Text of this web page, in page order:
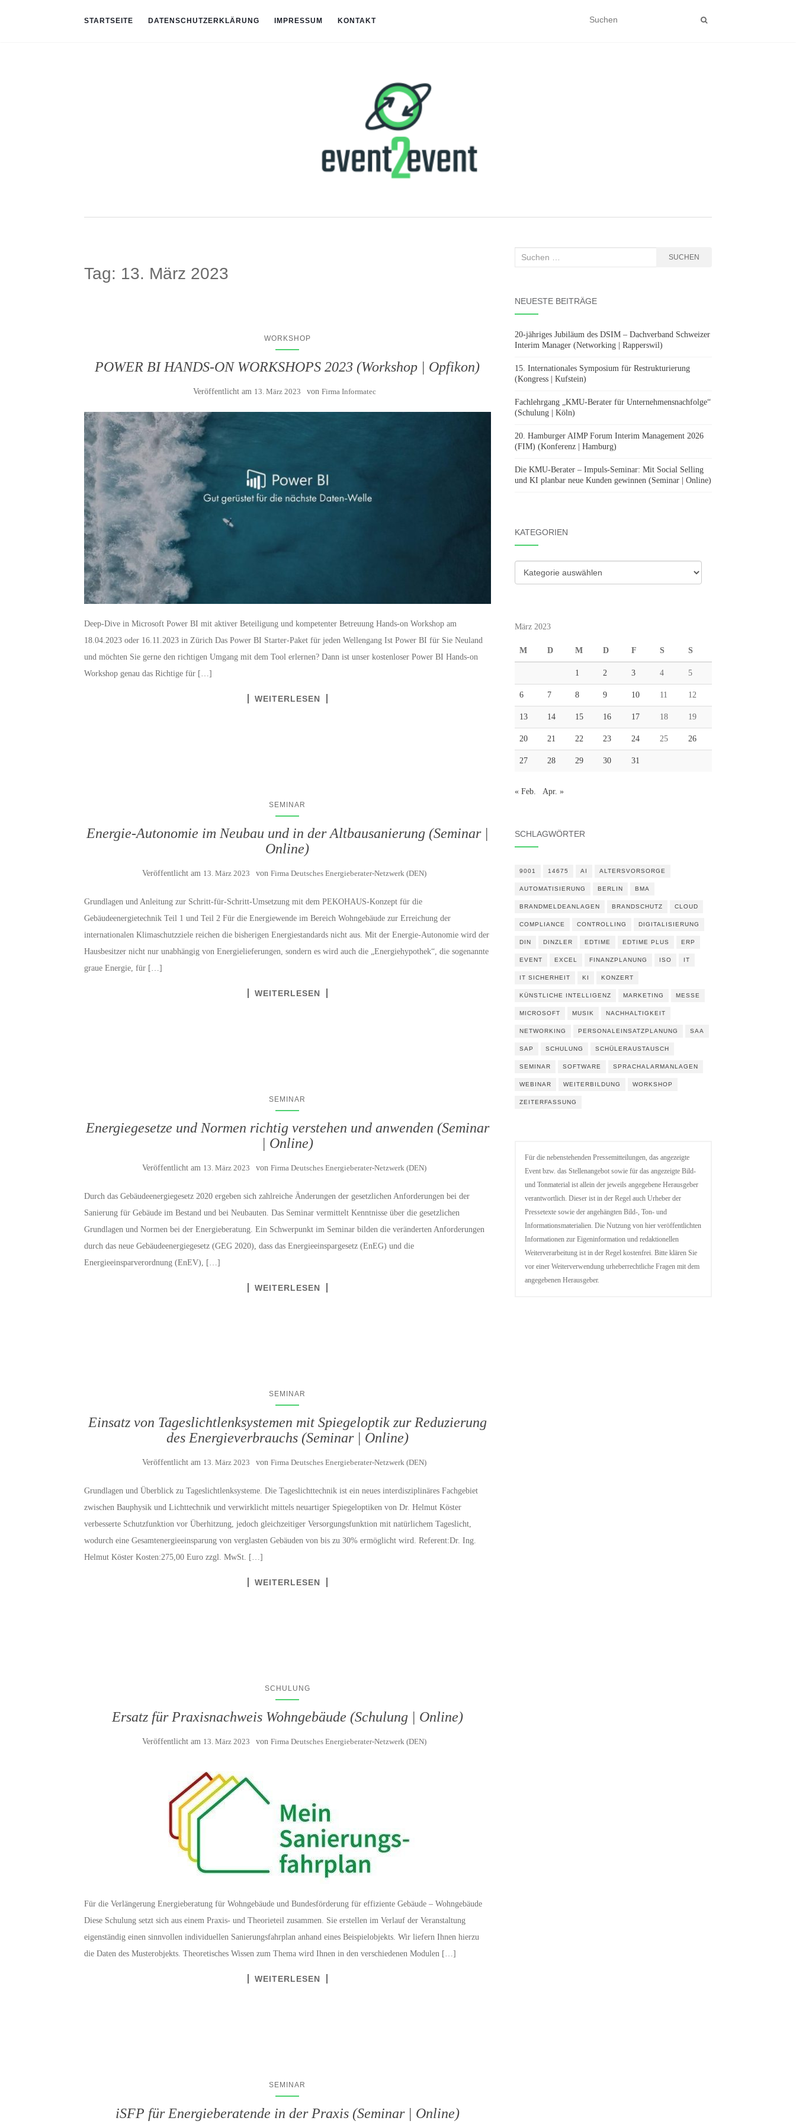
STARTSEITE DATENSCHUTZERKLÄRUNG IMPRESSUM KONTAKT
Tag: 13. März 2023
WORKSHOP
POWER BI HANDS-ON WORKSHOPS 2023 (Workshop | Opfikon)
Veröffentlicht am 13. März 2023 von Firma Informatec
Deep-Dive in Microsoft Power BI mit aktiver Beteiligung und kompetenter Betreuung Hands-on Workshop am
18.04.2023 oder 16.11.2023 in Zürich Das Power BI Starter-Paket für jeden Wellengang Ist Power BI für Sie Neuland
und möchten Sie gerne den richtigen Umgang mit dem Tool erlernen? Dann ist unser kostenloser Power BI Hands-on
Workshop genau das Richtige für […]
WEITERLESEN
SEMINAR
Energie-Autonomie im Neubau und in der Altbausanierung (Seminar |
Online)
Veröffentlicht am 13. März 2023 vonFirma Deutsches Energieberater-Netzwerk (DEN)
Grundlagen und Anleitung zur Schritt-für-Schritt-Umsetzung mit dem PEKOHAUS-Konzept für die
Gebäudeenergietechnik Teil 1 und Teil 2 Für die Energiewende im Bereich Wohngebäude zur Erreichung der
internationalen Klimaschutzziele reichen die bisherigen Energiestandards nicht aus. Mit der Energie-Autonomie wird der
Hausbesitzer nicht nur unabhängig von Energielieferungen, sondern es wird auch die „Energiehypothek“, die sogenannte
graue Energie, für […]
WEITERLESEN
SEMINAR
Energiegesetze und Normen richtig verstehen und anwenden (Seminar
| Online)
Veröffentlicht am 13. März 2023 vonFirma Deutsches Energieberater-Netzwerk (DEN)
Durch das Gebäudeenergiegesetz 2020 ergeben sich zahlreiche Änderungen der gesetzlichen Anforderungen bei der
Sanierung für Gebäude im Bestand und bei Neubauten. Das Seminar vermittelt Kenntnisse über die gesetzlichen
Grundlagen und Normen bei der Energieberatung. Ein Schwerpunkt im Seminar bilden die veränderten Anforderungen
durch das neue Gebäudeenergiegesetz (GEG 2020), dass das Energieeinspargesetz (EnEG) und die
Energieeinsparverordnung (EnEV), […]
WEITERLESEN
SEMINAR
Einsatz von Tageslichtlenksystemen mit Spiegeloptik zur Reduzierung
des Energieverbrauchs (Seminar | Online)
Veröffentlicht am 13. März 2023 vonFirma Deutsches Energieberater-Netzwerk (DEN)
Grundlagen und Überblick zu Tageslichtlenksysteme. Die Tageslichttechnik ist ein neues interdisziplinäres Fachgebiet
zwischen Bauphysik und Lichttechnik und verwirklicht mittels neuartiger Spiegeloptiken von Dr. Helmut Köster
verbesserte Schutzfunktion vor Überhitzung, jedoch gleichzeitiger Versorgungsfunktion mit natürlichem Tageslicht,
wodurch eine Gesamtenergieeinsparung von verglasten Gebäuden von bis zu 30% ermöglicht wird. Referent:Dr. Ing.
Helmut Köster Kosten:275,00 Euro zzgl. MwSt. […]
WEITERLESEN
SCHULUNG
Ersatz für Praxisnachweis Wohngebäude (Schulung | Online)
Veröffentlicht am 13. März 2023 vonFirma Deutsches Energieberater-Netzwerk (DEN)
Für die Verlängerung Energieberatung für Wohngebäude und Bundesförderung für effiziente Gebäude – Wohngebäude
Diese Schulung setzt sich aus einem Praxis- und Theorieteil zusammen. Sie erstellen im Verlauf der Veranstaltung
eigenständig einen sinnvollen individuellen Sanierungsfahrplan anhand eines Beispielobjekts. Wir liefern Ihnen hierzu
die Daten des Musterobjekts. Theoretisches Wissen zum Thema wird Ihnen in den verschiedenen Modulen […]
WEITERLESEN
SEMINAR
iSFP für Energieberatende in der Praxis (Seminar | Online)
Suchen
SUCHEN
NEUESTE BEITRÄGE
20-jähriges Jubiläum des DSIM – Dachverband Schweizer
Interim Manager (Networking | Rapperswil)
15. Internationales Symposium für Restrukturierung
(Kongress | Kufstein)
Fachlehrgang „KMU-Berater für Unternehmensnachfolge“
(Schulung | Köln)
20. Hamburger AIMP Forum Interim Management 2026
(FIM) (Konferenz | Hamburg)
Die KMU-Berater – Impuls-Seminar: Mit Social Selling
und KI planbar neue Kunden gewinnen (Seminar | Online)
KATEGORIEN
Kategorien
März 2023
M D M D F S S
1 2 3 4 5
6 7 8 9 10 11 12
13 14 15 16 17 18 19
20 21 22 23 24 25 26
27 28 29 30 31
« Feb. Apr. »
SCHLAGWÖRTER
9001 14675 AI ALTERSVORSORGE
AUTOMATISIERUNG BERLIN BMA
BRANDMELDEANLAGEN BRANDSCHUTZ CLOUD
COMPLIANCE CONTROLLING DIGITALISIERUNG
DIN DINZLER EDTIME EDTIME PLUS ERP
EVENT EXCEL FINANZPLANUNG ISO IT
IT SICHERHEIT KI KONZERT
KÜNSTLICHE INTELLIGENZ MARKETING MESSE
MICROSOFT MUSIK NACHHALTIGKEIT
NETWORKING PERSONALEINSATZPLANUNG SAA
SAP SCHULUNG SCHÜLERAUSTAUSCH
SEMINAR SOFTWARE SPRACHALARMANLAGEN
WEBINAR WEITERBILDUNG WORKSHOP
ZEITERFASSUNG
Für die nebenstehenden Pressemitteilungen, das angezeigte
Event bzw. das Stellenangebot sowie für das angezeigte Bild-
und Tonmaterial ist allein der jeweils angegebene Herausgeber
verantwortlich. Dieser ist in der Regel auch Urheber der
Pressetexte sowie der angehängten Bild-, Ton- und
Informationsmaterialien. Die Nutzung von hier veröffentlichten
Informationen zur Eigeninformation und redaktionellen
Weiterverarbeitung ist in der Regel kostenfrei. Bitte klären Sie
vor einer Weiterverwendung urheberrechtliche Fragen mit dem
angegebenen Herausgeber.